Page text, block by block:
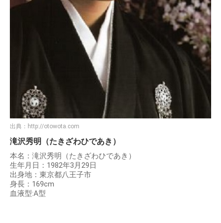
出典： http://otowota.com
滝沢秀明（たきざわひであき）
本名：滝沢秀明（たきざわひであき）
生年月日：1982年3月29日
出身地：東京都八王子市
身長：169cm
血液型:A型